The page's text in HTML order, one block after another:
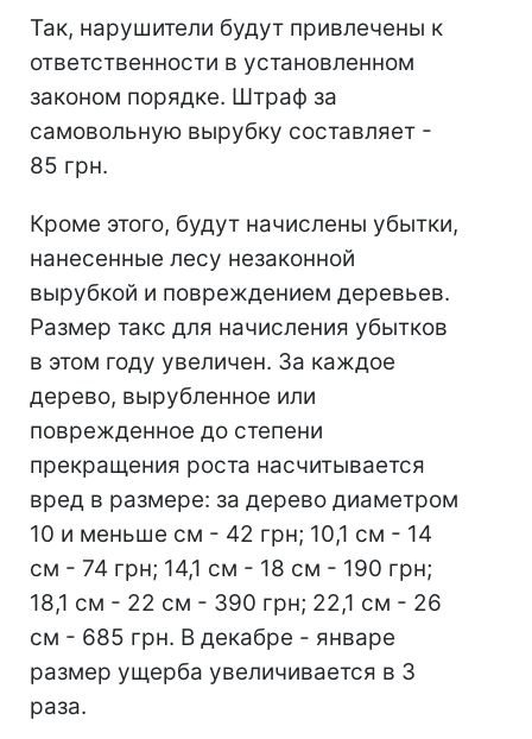
Так, нарушители будут привлечены к
ответственности в установленном
законом порядке. Штраф за
самовольную вырубку составляет -
85 грн.
Кроме этого, будут начислены убытки,
нанесенные лесу незаконной
вырубкой и повреждением деревьев.
Размер такс для начисления убытков
в этом году увеличен. За каждое
дерево, вырубленное или
поврежденное до степени
прекращения роста насчитывается
вред в размере: за дерево диаметром
10 и меньше см - 42 грн; 10,1 см - 14
см - 74 грн; 14,1 см - 18 см - 190 грн;
18,1 см - 22 см - 390 грн; 22,1 см - 26
см - 685 грн. В декабре - январе
размер ущерба увеличивается в 3
раза.